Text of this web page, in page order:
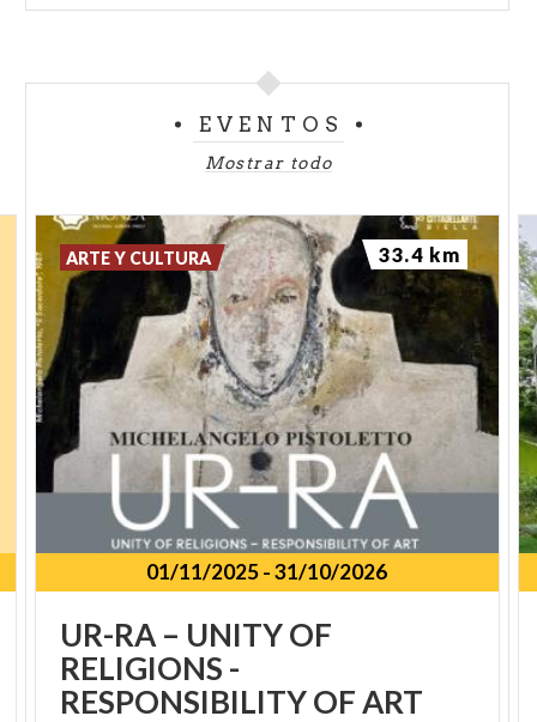
EVENTOS
Mostrar todo
01/11/2025-31/10/2026
UR-RA – UNITY OF
RELIGIONS -
RESPONSIBILITY OF ART
ARTE Y CULTURA 33.4 km